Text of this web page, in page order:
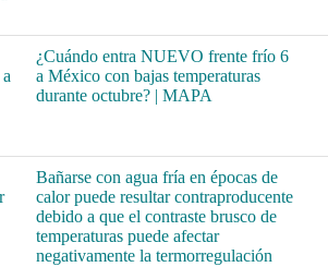
¿Cuándo entra NUEVO frente frío 6
a México con bajas temperaturas
durante octubre? | MAPA
Bañarse con agua fría en épocas de
calor puede resultar contraproducente
debido a que el contraste brusco de
temperaturas puede afectar
negativamente la termorregulación